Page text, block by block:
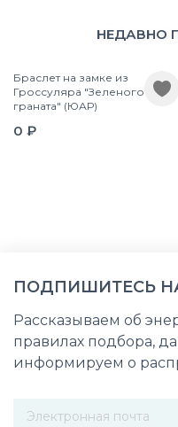
НЕДАВНО
Браслет на замке из
Гроссуляра "Зеленого
граната" (ЮАР)
0 ₽
ПОДПИШИТЕСЬ
Рассказываем об
правилах подбора,
информируем о